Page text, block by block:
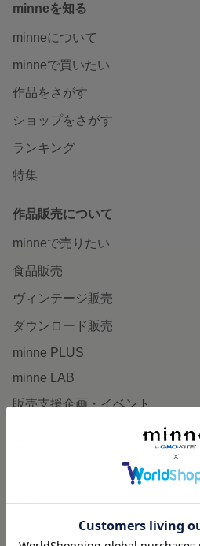
minneを知る
minneについて
minneで買いたい
作品をさがす
ショップをさがす
ランキング
特集
作品販売について
minneで売りたい
食品販売
ヴィンテージ販売
ダウンロード販売
minne PLUS
minne LAB
販売支援企画・イベント
minneとものづくりと